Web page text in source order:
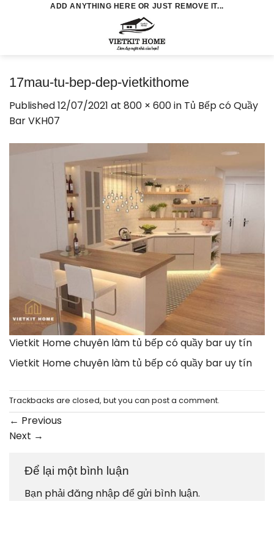
ADD ANYTHING HERE OR JUST REMOVE IT...
17mau-tu-bep-dep-vietkithome
Published12/07/2021 at 800 × 600in Tủ Bếp có Quầy
Bar VKH07
Vietkit Home chuyên làm tủ bếp có quầy bar uy tín
Vietkit Home chuyên làm tủ bếp có quầy bar uy tín
Trackbacks are closed, but you can post a comment.
← Previous
Next →
Để lại một bình luận
Bạn phảiđăng nhậpđể gửi bình luận.